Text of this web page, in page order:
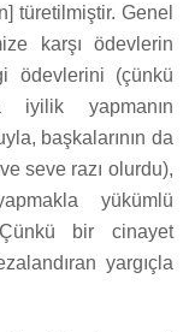
türetilmiştir. Genel
karşı ödevlerin
ödevlerini (çünkü
iyilik yapmanın
başkalarının da
seve razı olurdu),
yükümlü
bir cinayet
yargıçla